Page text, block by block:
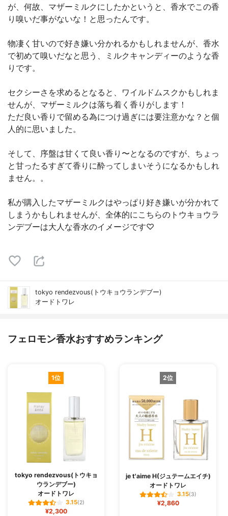
が、何故、マザーミルクにしたかというと、香水でこの香
り嗅いだ事がないな！と思ったんです。
物凄く甘いので好き嫌い分かれるかもしれませんが、香水
で初めて嗅いだなと思う、ミルクキャンディーのような香
りです。
セクシーさを求めるとなると、ワイルドムスクかもしれま
せんが、マザーミルクは落ち着く香りがします！
ただ良い香りで留める為につけ過ぎには要注意かな？と個
人的に思いました。
そして、序盤は甘くて良い香り〜となるのですが、ちょっ
と甘ったるすぎて香りに酔ってしまいそうになるかもしれ
ません。。
私が購入したマザーミルクはやっぱり好き嫌いが分かれて
しまうかもしれませんが、全体的にこちらのトウキョウラ
ンデブーは大人な香水のイメージです♡
tokyo rendezvous(トウキョウランデブー)
オードトワレ
フェロモン香水おすすめランキング
1位
tokyo rendezvous(トウキョ
ウランデブー)
オードトワレ
3.15(2)
¥2,300
2位
je t'aime H(ジュテームエイチ)
オードトワレ
3.15(3)
¥2,860